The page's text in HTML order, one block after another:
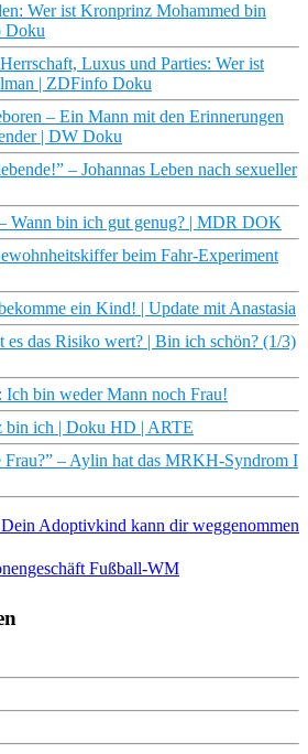
Wer ist Kronprinz Mohammed bin
Doku
Luxus und Parties: Wer ist
| ZDFinfo Doku
– Ein Mann mit den Erinnerungen
| DW Doku
– Johannas Leben nach sexueller
Wann bin ich gut genug? | MDR DOK
beim Fahr-Experiment
ein Kind! | Update mit Anastasia
es das Risiko wert? | Bin ich schön? (1/3)
Ich bin weder Mann noch Frau!
bin ich | Doku HD | ARTE
Frau?” – Aylin hat das MRKH-Syndrom I
Adoptivkind kann dir weggenommen
Fußball-WM